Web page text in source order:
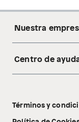
Nuestra
Acerca de
Tecnología Pillow
Centro de
Libro de
Términos y